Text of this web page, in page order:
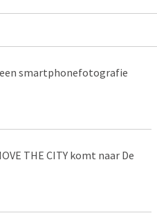
smartphonefotografie
THE CITY komt naar De